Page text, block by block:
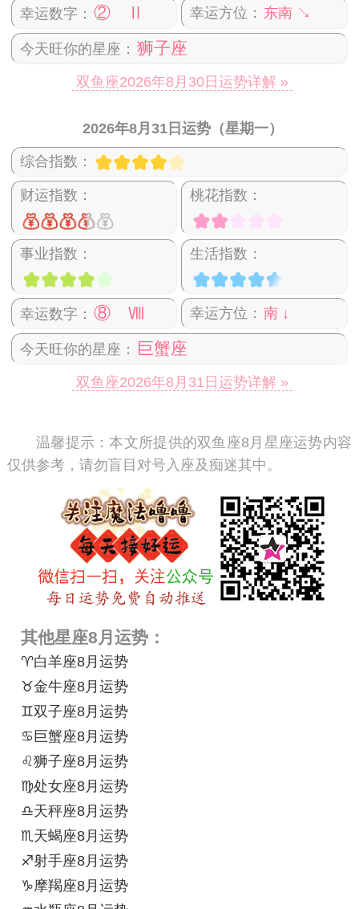
幸运数字： ② Ⅱ 幸运方位： 东南 ↘
今天旺你的星座： 狮子座
双鱼座2026年8月30日运势详解 »
2026年8月31日运势（星期一）
综合指数：
财运指数： 桃花指数：
事业指数： 生活指数：
幸运数字： ⑧ Ⅷ 幸运方位： 南 ↓
今天旺你的星座： 巨蟹座
双鱼座2026年8月31日运势详解 »
温馨提示：本文所提供的双鱼座8月星座运势内容
仅供参考，请勿盲目对号入座及痴迷其中。
其他星座8月运势：
♈白羊座8月运势
♉金牛座8月运势
♊双子座8月运势
♋巨蟹座8月运势
♌狮子座8月运势
♍处女座8月运势
♎天秤座8月运势
♏天蝎座8月运势
♐射手座8月运势
♑摩羯座8月运势